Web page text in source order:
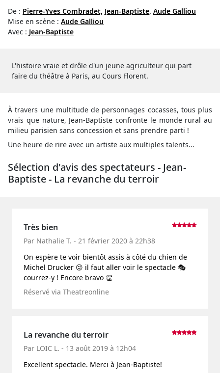
De : Pierre-Yves Combradet, Jean-Baptiste, Aude Galliou
Mise en scène : Aude Galliou
Avec : Jean-Baptiste
L'histoire vraie et drôle d'un jeune agriculteur qui part
faire du théâtre à Paris, au Cours Florent.
À travers une multitude de personnages cocasses, tous plus
vrais que nature, Jean-Baptiste confronte le monde rural au
milieu parisien sans concession et sans prendre parti !
Une heure de rire avec un artiste aux multiples talents...
Sélection d'avis des spectateurs - Jean-
Baptiste - La revanche du terroir
Très bien
Par Nathalie T. - 21 février 2020 à 22h38
On espère te voir bientôt assis à côté du chien de
Michel Drucker 😜 il faut aller voir le spectacle 🎭
courrez-y ! Encore bravo 👏
Réservé via Theatreonline
La revanche du terroir
Par LOIC L. - 13 août 2019 à 12h04
Excellent spectacle. Merci à Jean-Baptiste!